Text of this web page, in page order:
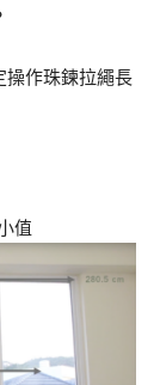
操作珠鍊拉繩長
值